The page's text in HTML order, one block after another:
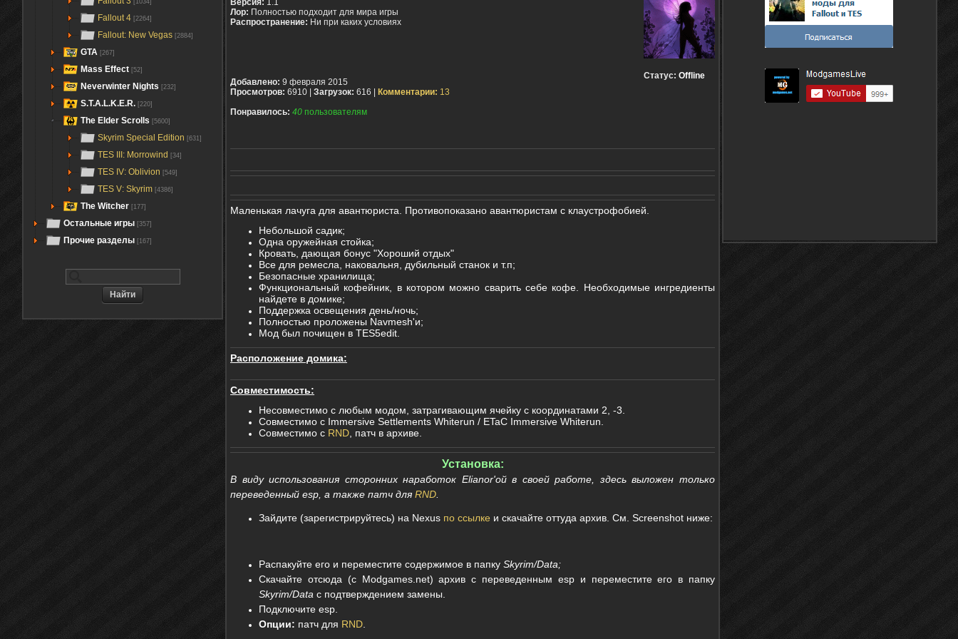
[1034]
Fallout 4 [2264]
Fallout: New Vegas [2884]
GTA [267]
Mass Effect [52]
Neverwinter Nights [232]
S.T.A.L.K.E.R. [220]
The Elder Scrolls [5600]
Skyrim Special Edition [631]
TES III: Morrowind [34]
TES IV: Oblivion [549]
TES V: Skyrim [4386]
The Witcher [177]
Остальные игры [357]
Прочие разделы [167]
Статус: Offline
Версия: 1.1
Лор: Полностью подходит для мира игры
Распространение: Ни при каких условиях
Добавлено: 9 февраля 2015
Просмотров: 6910 | Загрузок: 616 | Комментарии: 13
Понравилось: 40 пользователям
Маленькая лачуга для авантюриста. Противопоказано авантюристам с клаустрофобией.
Небольшой садик;
Одна оружейная стойка;
Кровать, дающая бонус "Хороший отдых"
Все для ремесла, наковальня, дубильный станок и т.п;
Безопасные хранилища;
Функциональный кофейник, в котором можно сварить себе кофе. Необходимые ингредиенты
найдете в домике;
Поддержка освещения день/ночь;
Полностью проложены Navmesh'и;
Мод был почищен в TES5edit.
Расположение домика:
Совместимость:
Несовместимо с любым модом, затрагивающим ячейку с координатами 2, -3.
Совместимо с Immersive Settlements Whiterun / ETaC Immersive Whiterun.
Совместимо с RND , патч в архиве.
Установка:
В виду использования сторонних наработок Elianor'ой в своей работе, здесь выложен только
переведенный esp, а также патч для RND
Зайдите (зарегистрируйтесь) на Nexus по ссылке и скачайте оттуда архив. См. Screenshot ниже:
Распакуйте его и переместите содержимое в папку Skyrim/Data;
Скачайте отсюда (с Modgames.net) архив с переведенным esp и переместите его в папку
Skyrim/Data с подтверждением замены.
Подключите esp.
Опции: патч для RND